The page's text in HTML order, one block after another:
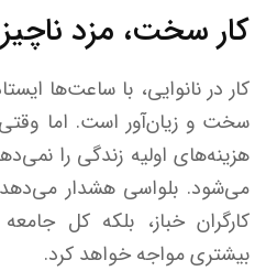
کار سخت، مزد ناچیز
کار در نانوایی، با ساعت‌ها
سخت و زیان‌آور است. اما
هزینه‌های اولیه زندگی را
می‌شود. بلواسی هشدار می‌دهد
کارگران خباز، بلکه کل
بیشتری مواجه خواهد کرد.